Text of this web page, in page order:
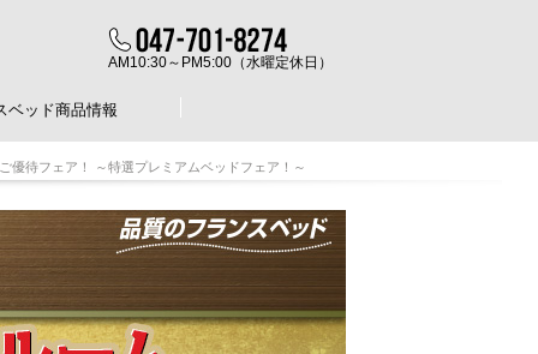
AM10:30～PM5:00（水曜定休日）
ベッド商品情報
優待フェア！ ～特選プレミアムベッドフェア！～